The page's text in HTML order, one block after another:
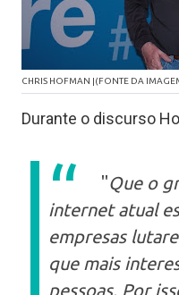
CHRIS HOFMAN |(FONTE DA
Durante o discurso
"Que o
internet atual
empresas
que mais
pessoas. Por